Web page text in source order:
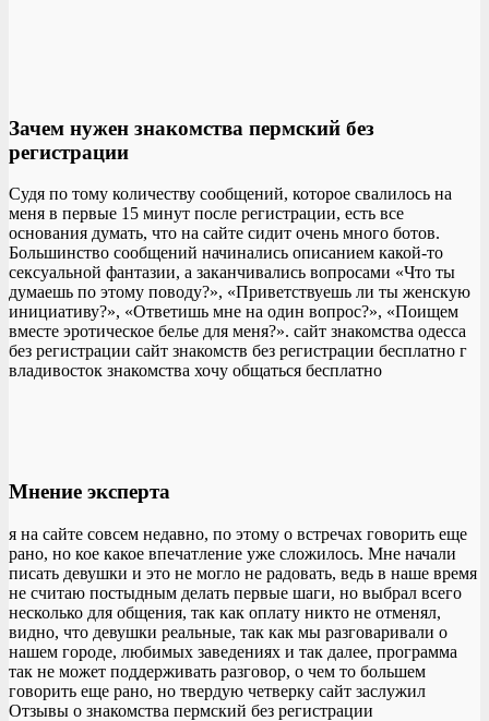
Зачем нужен знакомства пермский без
регистрации
Судя по тому количеству сообщений, которое свалилось на
меня в первые 15 минут после регистрации, есть все
основания думать, что на сайте сидит очень много ботов.
Большинство сообщений начинались описанием какой-то
сексуальной фантазии, а заканчивались вопросами «Что ты
думаешь по этому поводу?», «Приветствуешь ли ты женскую
инициативу?», «Ответишь мне на один вопрос?», «Поищем
вместе эротическое белье для меня?». сайт знакомства одесса
без регистрации сайт знакомств без регистрации бесплатно г
владивосток знакомства хочу общаться бесплатно
Мнение эксперта
я на сайте совсем недавно, по этому о встречах говорить еще
рано, но кое какое впечатление уже сложилось. Мне начали
писать девушки и это не могло не радовать, ведь в наше время
не считаю постыдным делать первые шаги, но выбрал всего
несколько для общения, так как оплату никто не отменял,
видно, что девушки реальные, так как мы разговаривали о
нашем городе, любимых заведениях и так далее, программа
так не может поддерживать разговор, о чем то большем
говорить еще рано, но твердую четверку сайт заслужил
Отзывы о знакомства пермский без регистрации